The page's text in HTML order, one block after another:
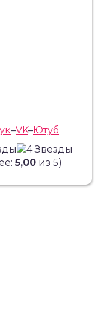
–VK–Ютуб
5,00из 5)